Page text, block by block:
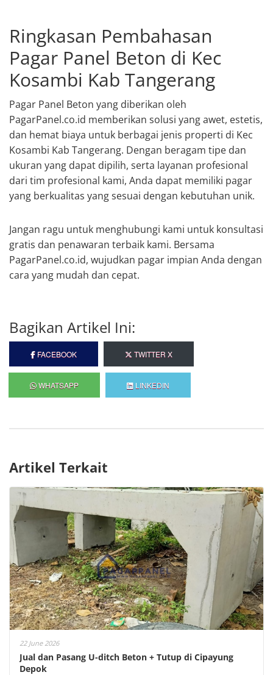
Ringkasan Pembahasan
Pagar Panel Beton di Kec
Kosambi Kab Tangerang
Pagar Panel Beton yang diberikan oleh
PagarPanel.co.id memberikan solusi yang awet, estetis,
dan hemat biaya untuk berbagai jenis properti di Kec
Kosambi Kab Tangerang. Dengan beragam tipe dan
ukuran yang dapat dipilih, serta layanan profesional
dari tim profesional kami, Anda dapat memiliki pagar
yang berkualitas yang sesuai dengan kebutuhan unik.
Jangan ragu untuk menghubungi kami untuk konsultasi
gratis dan penawaran terbaik kami. Bersama
PagarPanel.co.id, wujudkan pagar impian Anda dengan
cara yang mudah dan cepat.
Bagikan Artikel Ini:
FACEBOOK TWITTER X
WHATSAPP LINKEDIN
Artikel Terkait
22 June 2026
Jual dan Pasang U-ditch Beton + Tutup di Cipayung
Depok